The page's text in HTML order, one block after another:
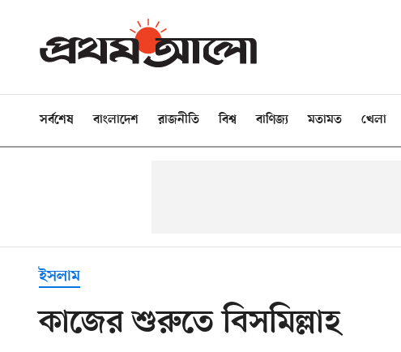
সর্বশেষ বাংলাদেশ রাজনীতি বিশ্ব বাণিজ্য মতামত খেলা
ইসলাম
কাজের শুরুতে বিসমিল্লাহ